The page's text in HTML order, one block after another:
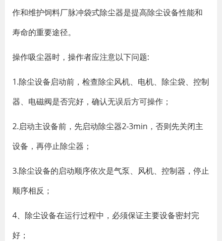
作和维护饲料厂脉冲袋式除尘器是提高除尘设备性能和
寿命的重要途径。
操作吸尘器时，操作者应注意以下问题:
1.除尘设备启动前，检查除尘风机、电机、除尘袋、控制
器、电磁阀是否完好，确认无误后方可操作；
2.启动主设备前，先启动除尘器2-3min，否则先关闭主
设备，再停止除尘器；
3.除尘设备的启动顺序依次是气泵、风机、控制器，停止
顺序相反；
4、除尘设备在运行过程中，必须保证主要设备密封完
好；